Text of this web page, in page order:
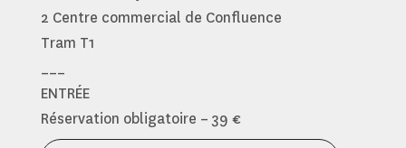
2 Centre commercial de Confluence
Tram T1
ENTRÉE
Réservation obligatoire – 39 €